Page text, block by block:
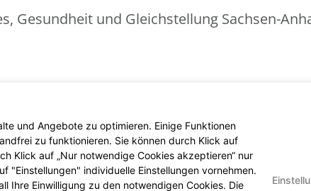
Gesundheit und Gleichstellung Sachsen-
der Länder
und Angebote zu optimieren. Einige Funktionen
zu funktionieren. Sie können durch Klick auf
Klick auf „Nur notwendige Cookies akzeptieren“ nur
"Einstellungen" individuelle Einstellungen vornehmen.
Ihre Einwilligung zu den notwendigen Cookies. Die